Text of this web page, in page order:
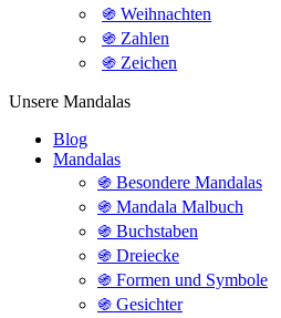
֍ Weihnachten
֍ Zahlen
֍ Zeichen
Unsere Mandalas
Blog
Mandalas
֍ Besondere Mandalas
֍ Mandala Malbuch
֍ Buchstaben
֍ Dreiecke
֍ Formen und Symbole
֍ Gesichter